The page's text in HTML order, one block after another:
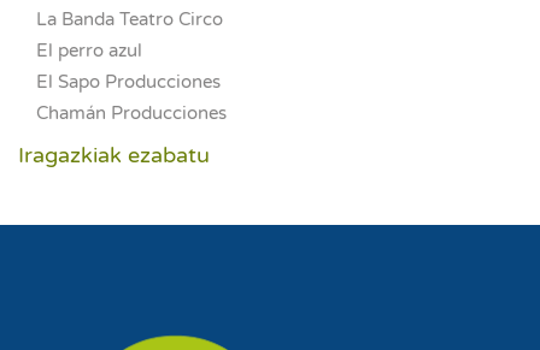
La Banda Teatro Circo
El perro azul
El Sapo Producciones
Chamán Producciones
Iragazkiak ezabatu